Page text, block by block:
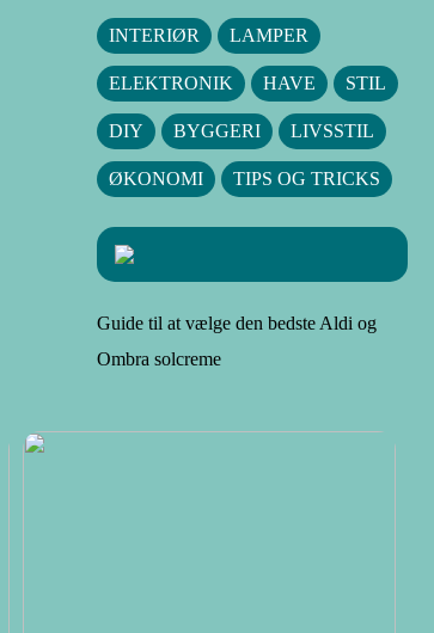
INTERIØR LAMPER
ELEKTRONIK HAVE STIL
DIY BYGGERI LIVSSTIL
ØKONOMI TIPS OG TRICKS
Guide til at vælge den bedste Aldi og
Ombra solcreme